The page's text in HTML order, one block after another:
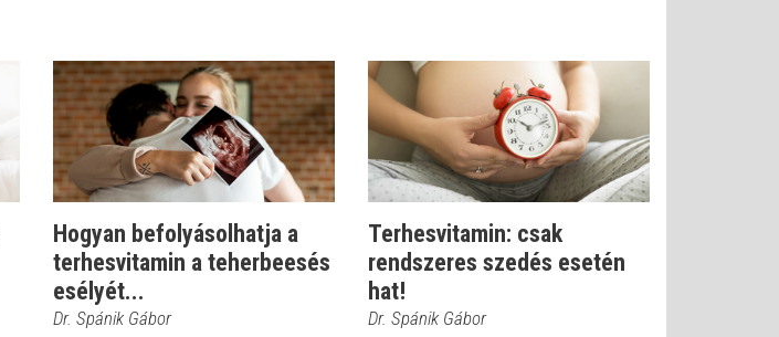
Hogyan befolyásolhatja a
terhesvitamin a teherbeesés
esélyét...
Dr. Spánik Gábor
Terhesvitamin: csak
rendszeres szedés esetén
hat!
Dr. Spánik Gábor